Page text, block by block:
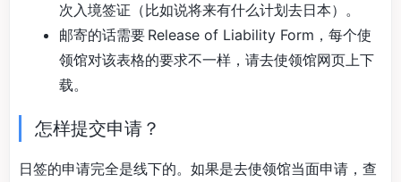
次入境签证（比如说将来有什么计划去日本）。
邮寄的话需要 Release of Liability Form，每个使
领馆对该表格的要求不一样，请去使领馆网页上下
载。
怎样提交申请？
日签的申请完全是线下的。如果是去使领馆当面申请，查